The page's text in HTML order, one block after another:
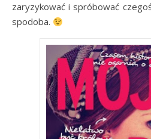
zaryzykować i spróbować
spodoba.